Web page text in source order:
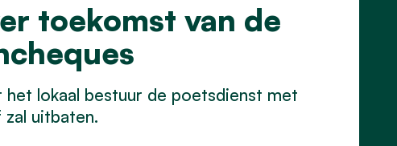
toekomst van de
lokaal bestuur de poetsdienst met
uitbaten.